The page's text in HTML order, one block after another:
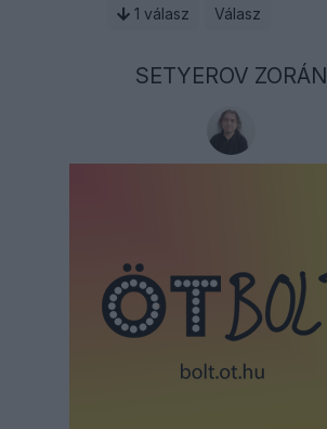
1 válasz Válasz
SETYEROV ZORÁN